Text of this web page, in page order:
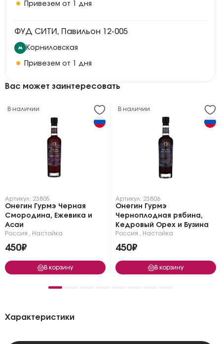
Привезем от 1 дня
ФУД СИТИ, Павильон 12-005
Корниловская
Привезем от 1 дня
Вас может заинтересовать
В наличии
Артикул: 23805
Онегин Гурмэ Черная
Смородина, Ежевика и
Асаи
Россия Настойка
450₽
В корзину
В наличии
Артикул: 23806
Онегин Гурмэ
Черноплодная рябина,
Кедровый Орех и Бузина
Россия Настойка
450₽
В корзину
Характеристики